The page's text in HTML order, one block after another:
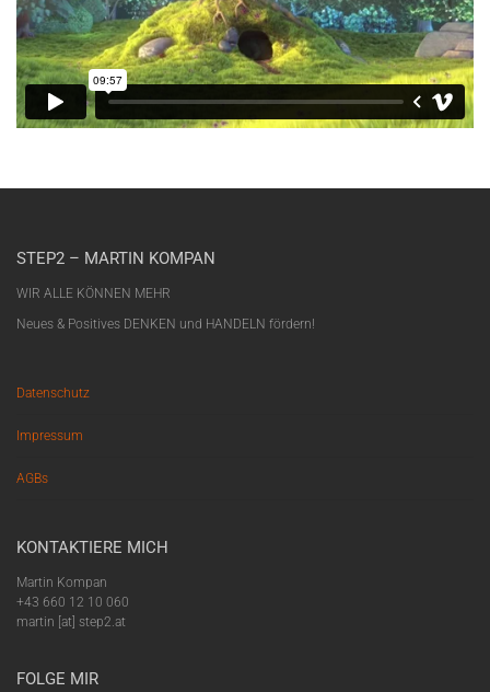
STEP2 – MARTIN KOMPAN
WIR ALLE KÖNNEN MEHR
Neues & Positives DENKEN und HANDELN fördern!
Datenschutz
Impressum
AGBs
KONTAKTIERE MICH
Martin Kompan
+43 660 12 10 060
martin [at] step2.at
FOLGE MIR